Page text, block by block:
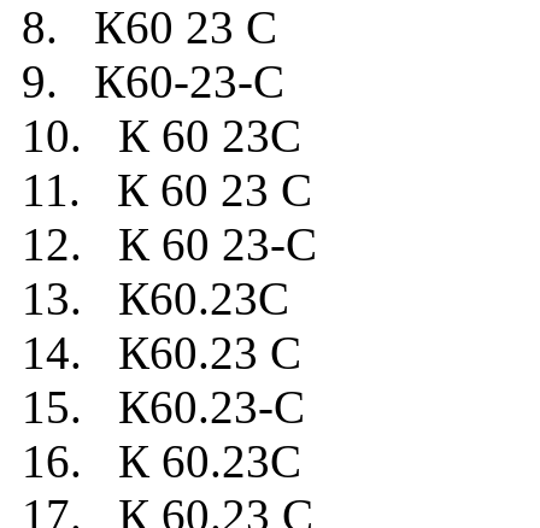
8. К60 23 C
9. К60-23-C
10. К 60 23C
11. К 60 23 C
12. К 60 23-C
13. К60.23C
14. К60.23 C
15. К60.23-C
16. К 60.23C
17. К 60.23 C